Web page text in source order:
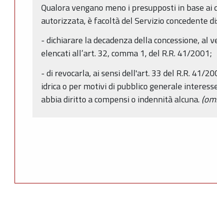
Qualora vengano meno i presupposti in base
autorizzata, è facoltà del Servizio concedente di:
- dichiarare la decadenza della concessione, al
elencati all’art. 32, comma 1, del R.R. 41/2001;
- di revocarla, ai sensi dell'art. 33 del R.R. 41/
idrica o per motivi di pubblico generale
abbia diritto a compensi o indennità alcuna.